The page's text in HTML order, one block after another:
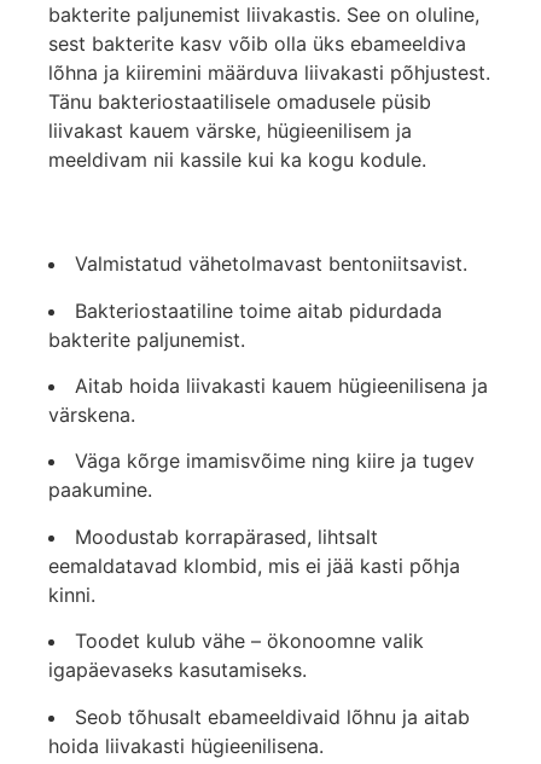
bakterite paljunemist liivakastis. See on oluline,
sest bakterite kasv võib olla üks ebameeldiva
lõhna ja kiiremini määrduva liivakasti põhjustest.
Tänu bakteriostaatilisele omadusele püsib
liivakast kauem värske, hügieenilisem ja
meeldivam nii kassile kui ka kogu kodule.
Valmistatud vähetolmavast bentoniitsavist.
Bakteriostaatiline toime aitab pidurdada
bakterite paljunemist.
Aitab hoida liivakasti kauem hügieenilisena ja
värskena.
Väga kõrge imamisvõime ning kiire ja tugev
paakumine.
Moodustab korrapärased, lihtsalt
eemaldatavad klombid, mis ei jää kasti põhja
kinni.
Toodet kulub vähe – ökonoomne valik
igapäevaseks kasutamiseks.
Seob tõhusalt ebameeldivaid lõhnu ja aitab
hoida liivakasti hügieenilisena.